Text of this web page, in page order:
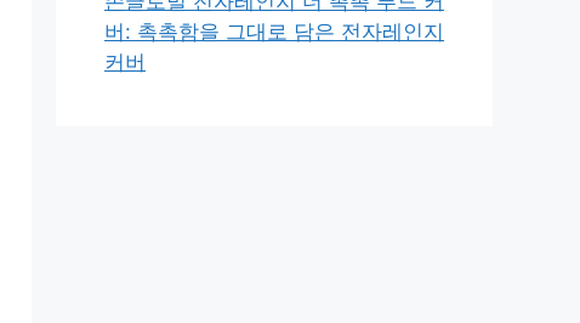
버: 촉촉함을 그대로 담은 전자레인지
커버